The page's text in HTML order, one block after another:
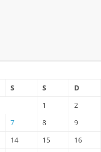
S S
D
1
2
7 8
9
14 15
16